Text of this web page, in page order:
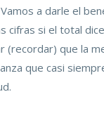
a darle el
cifras si el total
(recordar) que la
que casi